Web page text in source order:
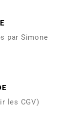
par Simone
les CGV)